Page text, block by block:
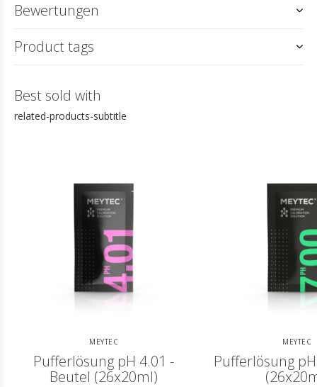
Bewertungen
Product tags
Best sold with
related-products-subtitle
MEYTEC
Pufferlösung pH 4.01 -
Beutel (26x20ml)
MEYTEC
Pufferlösung